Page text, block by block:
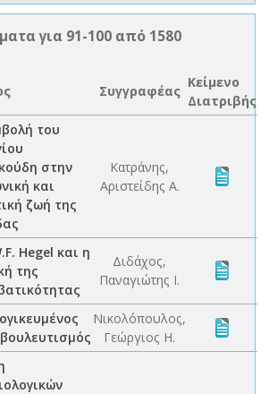
για 91-100 από 1580
Συγγραφέας
Κείμενο
Διατριβής
του
στην
και
ζωή της
Κατράνης,
Αριστείδης Α.
Hegel και η
της
Διδάχος,
Παναγιώτης Ι.
Νικολόπουλος,
Γεώργιος Η.